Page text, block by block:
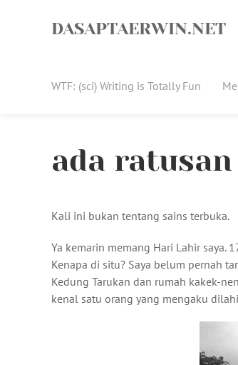
DASAPTAERWIN.NET
WTF: (sci) Writing is Totally Fun
ada
Kali ini bukan tentang sains terbuka.
Ya kemarin memang Hari Lahir saya.
Kenapa di situ? Saya belum pernah
Kedung Tarukan dan rumah kakek-
kenal satu orang yang mengaku